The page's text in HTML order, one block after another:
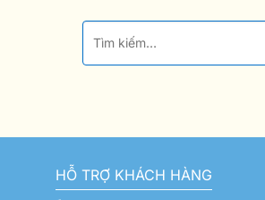
HỖ TRỢ KHÁCH HÀNG